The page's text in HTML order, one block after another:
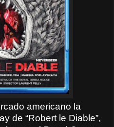
americano la
de “Robert le Diable”,